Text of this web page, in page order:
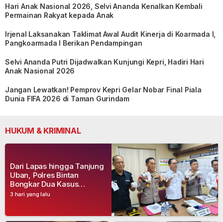
Hari Anak Nasional 2026, Selvi Ananda Kenalkan Kembali
Permainan Rakyat kepada Anak
Irjenal Laksanakan Taklimat Awal Audit Kinerja di Koarmada I,
Pangkoarmada I Berikan Pendampingan
Selvi Ananda Putri Dijadwalkan Kunjungi Kepri, Hadiri Hari
Anak Nasional 2026
Jangan Lewatkan! Pemprov Kepri Gelar Nobar Final Piala
Dunia FIFA 2026 di Taman Gurindam
HUKUM & KRIMINAL
3 hari yang lalu
Dari Lapas hingga Tanjung
Uban, Polres Bintan
Bongkar Dua Kasus
Narkoba, Empat Tersangka